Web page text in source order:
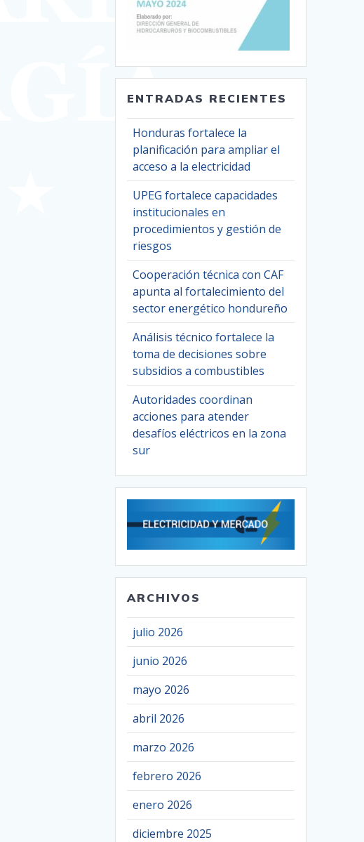
ENTRADAS RECIENTES
Honduras fortalece la
planificación para ampliar el
acceso a la electricidad
UPEG fortalece capacidades
institucionales en
procedimientos y gestión de
riesgos
Cooperación técnica con CAF
apunta al fortalecimiento del
sector energético hondureño
Análisis técnico fortalece la
toma de decisiones sobre
subsidios a combustibles
Autoridades coordinan
acciones para atender
desafíos eléctricos en la zona
sur
ARCHIVOS
julio 2026
junio 2026
mayo 2026
abril 2026
marzo 2026
febrero 2026
enero 2026
diciembre 2025